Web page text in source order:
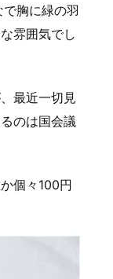
胸に緑の羽
雰囲気でし
最近一切見
のは国会議
個々100円